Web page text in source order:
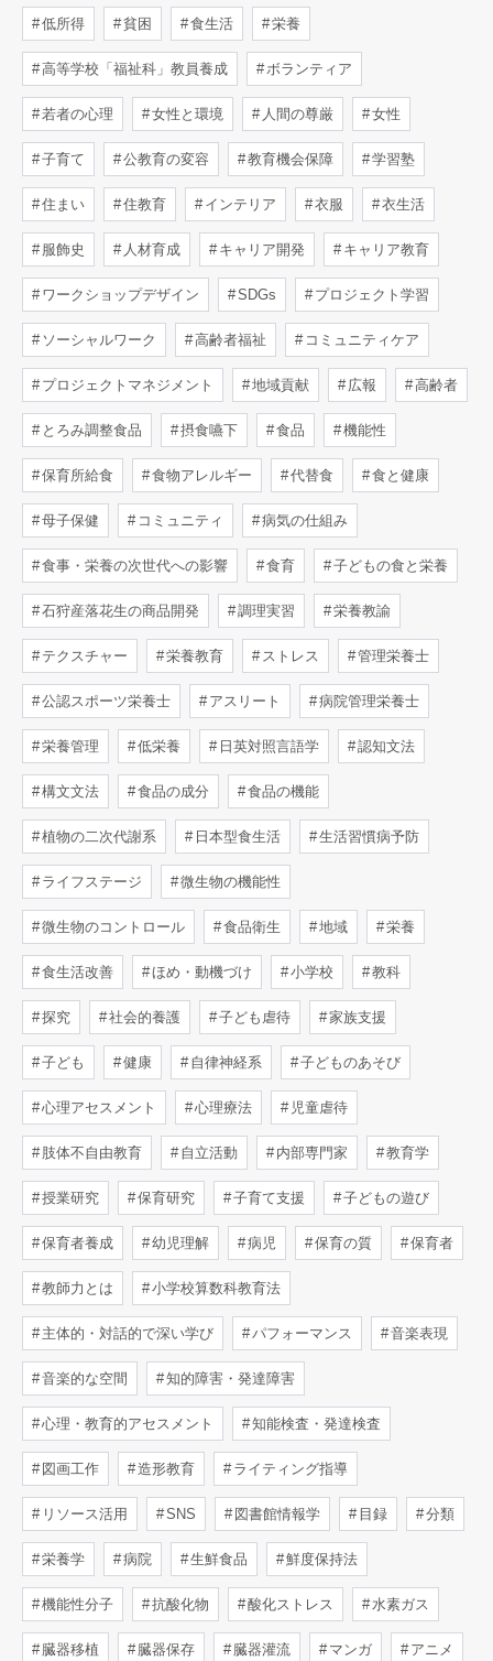
低所得 貧困 食生活 栄養
高等学校「福祉科」教員養成 ボランティア
若者の心理 女性と環境 人間の尊厳 女性
子育て 公教育の変容 教育機会保障 学習塾
住まい 住教育 インテリア 衣服 衣生活
服飾史 人材育成 キャリア開発 キャリア教育
ワークショップデザイン SDGs プロジェクト学習
ソーシャルワーク 高齢者福祉 コミュニティケア
プロジェクトマネジメント 地域貢献 広報 高齢者
とろみ調整食品 摂食嚥下 食品 機能性
保育所給食 食物アレルギー 代替食 食と健康
母子保健 コミュニティ 病気の仕組み
食事・栄養の次世代への影響 食育 子どもの食と栄養
石狩産落花生の商品開発 調理実習 栄養教諭
テクスチャー 栄養教育 ストレス 管理栄養士
公認スポーツ栄養士 アスリート 病院管理栄養士
栄養管理 低栄養 日英対照言語学 認知文法
構文文法 食品の成分 食品の機能
植物の二次代謝系 日本型食生活 生活習慣病予防
ライフステージ 微生物の機能性
微生物のコントロール 食品衛生 地域 栄養
食生活改善 ほめ・動機づけ 小学校 教科
探究 社会的養護 子ども虐待 家族支援
子ども 健康 自律神経系 子どものあそび
心理アセスメント 心理療法 児童虐待
肢体不自由教育 自立活動 内部専門家 教育学
授業研究 保育研究 子育て支援 子どもの遊び
保育者養成 幼児理解 病児 保育の質 保育者
教師力とは 小学校算数科教育法
主体的・対話的で深い学び パフォーマンス 音楽表現
音楽的な空間 知的障害・発達障害
心理・教育的アセスメント 知能検査・発達検査
図画工作 造形教育 ライティング指導
リソース活用 SNS 図書館情報学 目録 分類
栄養学 病院 生鮮食品 鮮度保持法
機能性分子 抗酸化物 酸化ストレス 水素ガス
臓器移植 臓器保存 臓器灌流 マンガ アニメ